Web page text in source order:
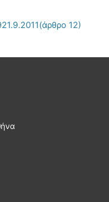
12)